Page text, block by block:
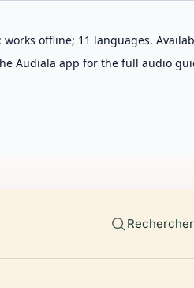
offline; 11 languages.
Audiala app for the full audio